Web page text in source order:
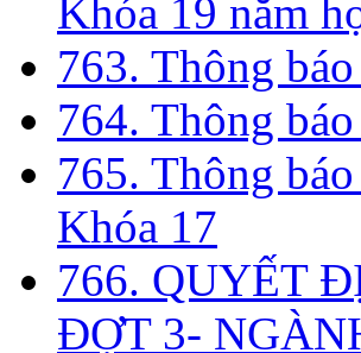
Khóa 19 năm
763. Thông
764. Thông
765. Thông
Khóa 17
766. QUYẾT
ĐỢT 3-